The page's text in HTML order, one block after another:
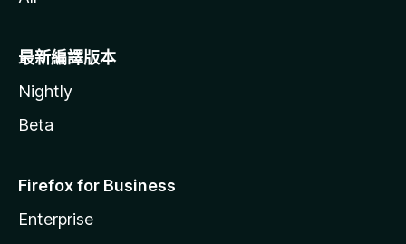
最新編譯版本
Nightly
Beta
Firefox for Business
Enterprise